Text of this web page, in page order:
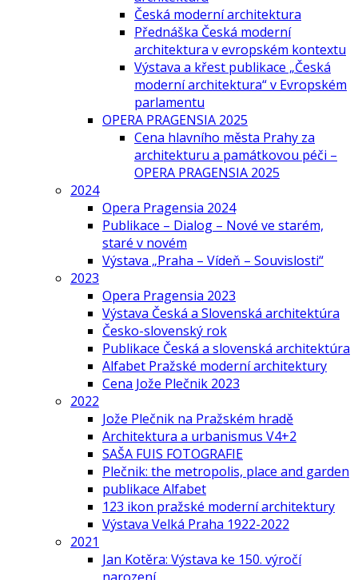
Česká moderní architektura
Přednáška Česká moderní
architektura v evropském kontextu
Výstava a křest publikace „Česká
moderní architektura“ v Evropském
parlamentu
OPERA PRAGENSIA 2025
Cena hlavního města Prahy za
architekturu a památkovou péči –
OPERA PRAGENSIA 2025
2024
Opera Pragensia 2024
Publikace – Dialog – Nové ve starém,
staré v novém
Výstava „Praha – Vídeň – Souvislosti“
2023
Opera Pragensia 2023
Výstava Česká a Slovenská architektúra
Česko-slovenský rok
Publikace Česká a slovenská architektúra
Alfabet Pražské moderní architektury
Cena Jože Plečnik 2023
2022
Jože Plečnik na Pražském hradě
Architektura a urbanismus V4+2
SAŠA FUIS FOTOGRAFIE
Plečnik: the metropolis, place and garden
publikace Alfabet
123 ikon pražské moderní architektury
Výstava Velká Praha 1922-2022
2021
Jan Kotěra: Výstava ke 150. výročí